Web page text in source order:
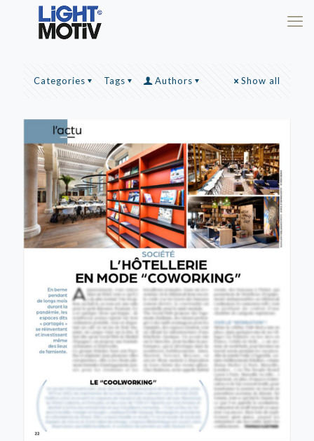
Categories Tags Authors Show all